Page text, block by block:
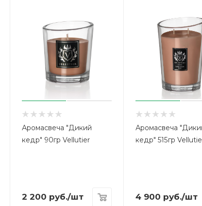
Аромасвеча "Дикий
кедр" 90гр Vellutier
2 200 руб./шт
Аромасвеча
кедр" 515гр
4 900 руб./шт